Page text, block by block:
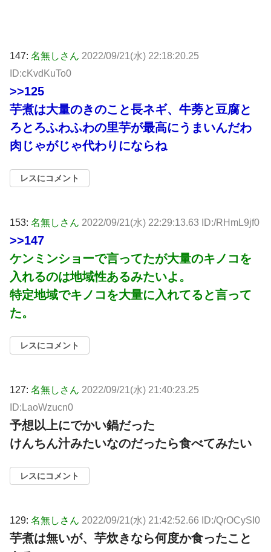
147: 名無しさん 2022/09/21(水) 22:18:20.25
ID:cKvdKuTo0
>>125
芋煮は大量のきのこと長ネギ、牛蒡と豆腐と
ろとろふわふわの里芋が最高にうまいんだわ
肉じゃがじゃ代わりにならね
レスにコメント
153: 名無しさん 2022/09/21(水) 22:29:13.63 ID:/RHmL9jf0
>>147
ケンミンショーで言ってたが大量のキノコを
入れるのは地域性あるみたいよ。
特定地域でキノコを大量に入れてると言って
た。
レスにコメント
127: 名無しさん 2022/09/21(水) 21:40:23.25
ID:LaoWzucn0
予想以上にでかい鍋だった
けんちん汁みたいなのだったら食べてみたい
レスにコメント
129: 名無しさん 2022/09/21(水) 21:42:52.66 ID:/QrOCySI0
芋煮は無いが、芋炊きなら何度か食ったこと